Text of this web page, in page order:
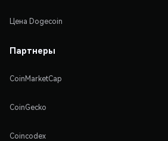
Цена Dogecoin
Партнеры
CoinMarketCap
CoinGecko
Coincodex